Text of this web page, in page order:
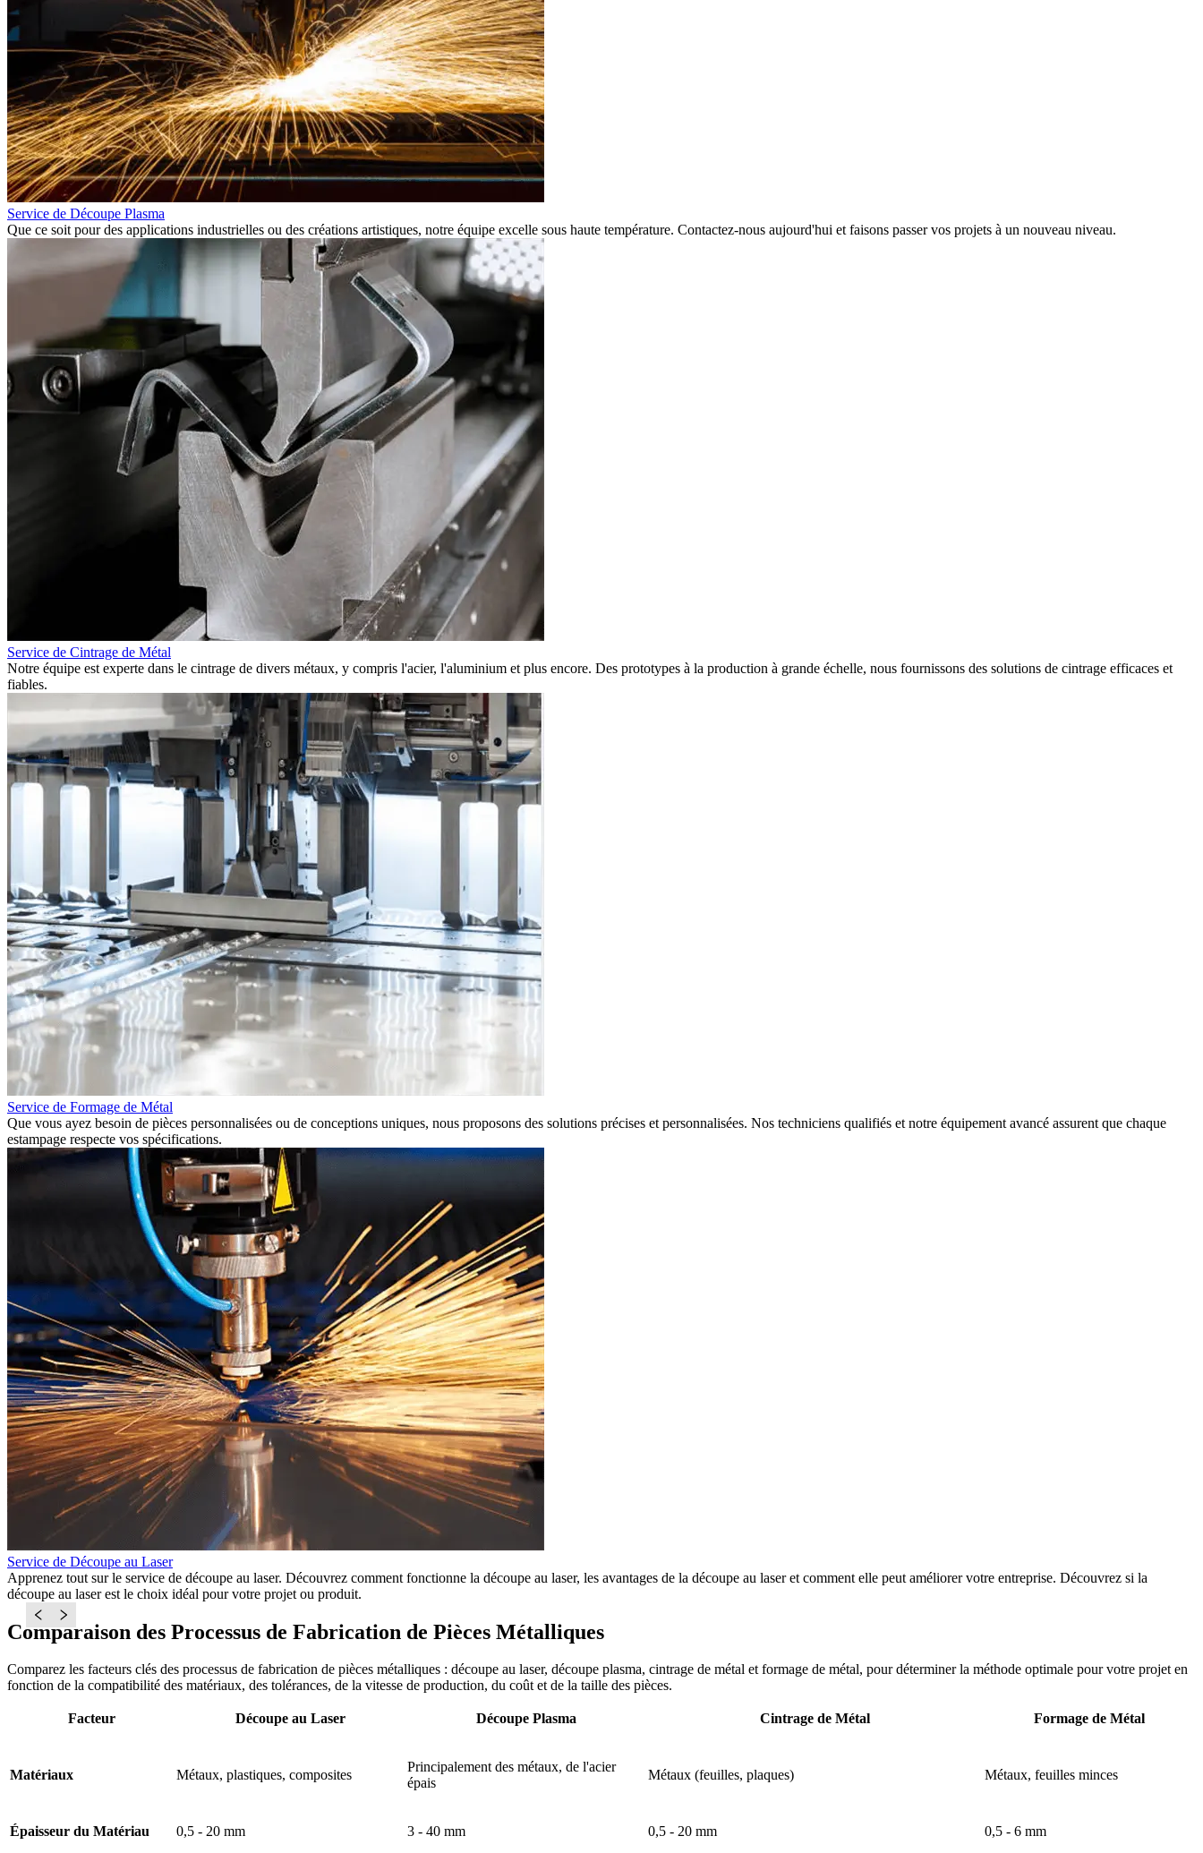
Service de Découpe Plasma
Que ce soit pour des applications industrielles ou des créations artistiques, notre équipe excelle sous haute température. Contactez-nous aujourd'hui et faisons passer vos projets à un nouveau niveau.
Service de Cintrage de Métal
Notre équipe est experte dans le cintrage de divers métaux, y compris l'acier, l'aluminium et plus encore. Des prototypes à la production à grande échelle, nous fournissons des solutions de cintrage efficaces et
fiables.
Service de Formage de Métal
Que vous ayez besoin de pièces personnalisées ou de conceptions uniques, nous proposons des solutions précises et personnalisées. Nos techniciens qualifiés et notre équipement avancé assurent que chaque
estampage respecte vos spécifications.
Service de Découpe au Laser
Apprenez tout sur le service de découpe au laser. Découvrez comment fonctionne la découpe au laser, les avantages de la découpe au laser et comment elle peut améliorer votre entreprise. Découvrez si la
découpe au laser est le choix idéal pour votre projet ou produit.
Comparaison des Processus de Fabrication de Pièces Métalliques
Comparez les facteurs clés des processus de fabrication de pièces métalliques : découpe au laser, découpe plasma, cintrage de métal et formage de métal, pour déterminer la méthode optimale pour votre projet en
fonction de la compatibilité des matériaux, des tolérances, de la vitesse de production, du coût et de la taille des pièces.
Facteur Découpe au Laser Découpe Plasma Cintrage de Métal Formage de Métal
Matériaux Métaux, plastiques, composites
Principalement des métaux, de l'acier
épais
Métaux (feuilles, plaques) Métaux, feuilles minces
Épaisseur du Matériau 0,5 - 20 mm 3 - 40 mm 0,5 - 20 mm 0,5 - 6 mm